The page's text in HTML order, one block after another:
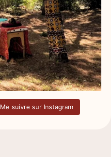
Me suivre sur Instagram